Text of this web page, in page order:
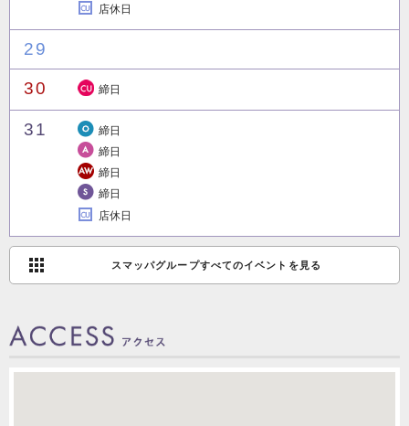
店休日
29
30 締日
31
締日
締日
締日
締日
店休日
スマッパグループすべてのイベントを見る